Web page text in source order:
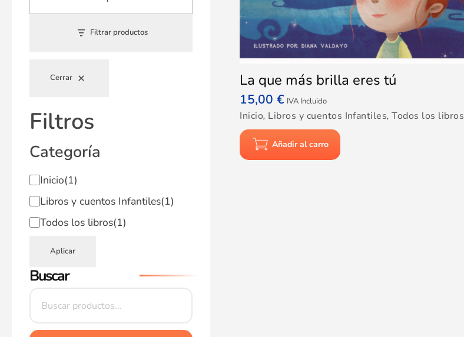
Filtrar productos
Cerrar
Filtros
Categoría
Inicio(1)
Libros y cuentos Infantiles(1)
Todos los libros(1)
Aplicar
Buscar
La que más brilla eres tú
15,00€ IVA Incluido
Inicio, Libros y cuentos Infantiles,Todos los libros
Añadir al carro